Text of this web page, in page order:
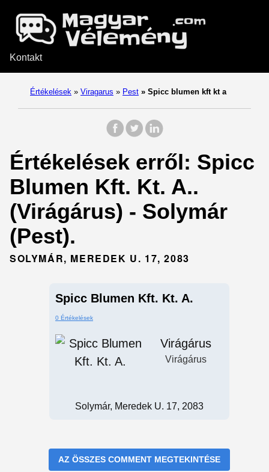
Kontakt
Értékelések » Viragarus » Pest » Spicc blumen kft kt a
Értékelések erről: Spicc
Blumen Kft. Kt. A..
(Virágárus) - Solymár
(Pest).
SOLYMÁR, MEREDEK U. 17, 2083
Spicc Blumen Kft. Kt. A.
0 Értékelések
Virágárus
Virágárus
Solymár, Meredek U. 17, 2083
AZ ÖSSZES COMMENT MEGTEKINTÉSE